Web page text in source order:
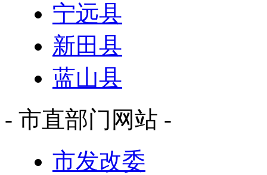
宁远县
新田县
蓝山县
- 市直部门网站 -
市发改委